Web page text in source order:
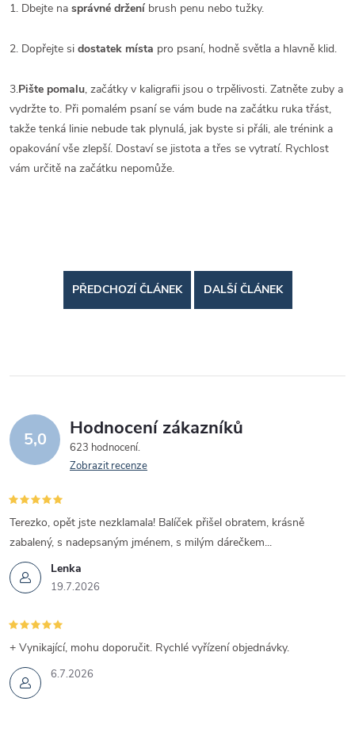
1. Dbejte na správné držení brush penu nebo tužky.
2. Dopřejte si dostatek místa pro psaní, hodně světla a hlavně klid.
3.Pište pomalu, začátky v kaligrafii jsou o trpělivosti. Zatněte zuby a
vydržte to. Při pomalém psaní se vám bude na začátku ruka třást,
takže tenká linie nebude tak plynulá, jak byste si přáli, ale trénink a
opakování vše zlepší. Dostaví se jistota a třes se vytratí. Rychlost
vám určitě na začátku nepomůže.
PŘEDCHOZÍ ČLÁNEK DALŠÍ ČLÁNEK
5,0 Hodnocení zákazníků
623 hodnocení
Zobrazit recenze
Lenka
19.7.2026
Terezko, opět jste nezklamala! Balíček přišel obratem, krásně
zabalený, s nadepsaným jménem, s milým dárečkem...
6.7.2026
+ Vynikající, mohu doporučit. Rychlé vyřízení objednávky.